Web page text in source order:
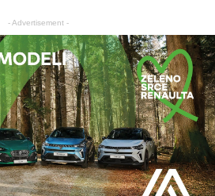
- Advertisement -